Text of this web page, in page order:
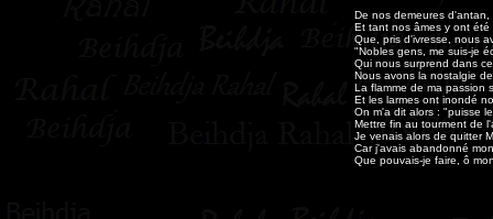
De nos demeures
Et tant nos âmes y ont été
Que, pris d'ivresse, nous
"Nobles gens, me suis-je
Qui nous surprend dans
Nous avons la nostalgie
La flamme de ma passion
Et les larmes ont inondé
On m'a dit alors : "puisse
Mettre fin au tourment de
Je venais alors de quitter
Car j'avais abandonné
Que pouvais-je faire, ô